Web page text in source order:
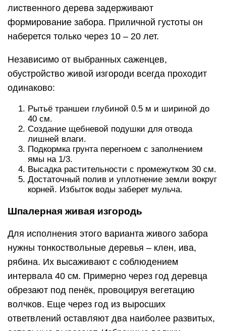
лиственного дерева задерживают
формирование забора. Приличной густоты он
наберется только через 10 – 20 лет.
Независимо от выбранных саженцев,
обустройство живой изгороди всегда проходит
одинаково:
Рытьё траншеи глубиной 0.5 м и шириной до
40 см.
Создание щебневой подушки для отвода
лишней влаги.
Подкормка грунта перегноем с заполнением
ямы на 1/3.
Высадка растительности с промежутком 30 см.
Достаточный полив и уплотнение земли вокруг
корней. Избыток воды заберет мульча.
Шпалерная живая изгородь
Для исполнения этого варианта живого забора
нужны тонкоствольные деревья – клен, ива,
рябина. Их высаживают с соблюдением
интервала 40 см. Примерно через год деревца
обрезают под пенёк, провоцируя вегетацию
волчков. Еще через год из выросших
ответвлений оставляют два наиболее развитых,